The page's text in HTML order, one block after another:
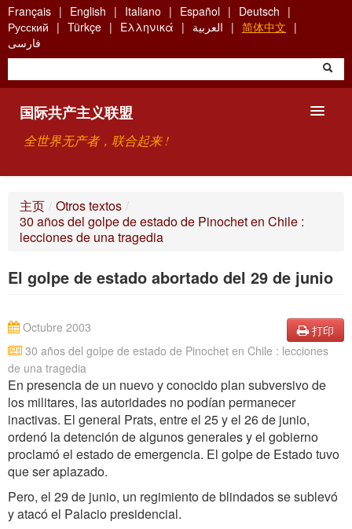
Skip
to
main
content
Français English Italiano Español
Deutsch
Русский
Türkçe Ελληνικά العربية
简体中文
فارسی
国际共产主义联盟
全世界无产者，联合起来 !
关于国际共产主义联盟（ICU）
主页 / Otros textos /
30 años del golpe de estado de Pinochet en Chile :
lecciones de una tragedia
El golpe de estado abortado del 29 de junio
打印
30 años del golpe de estado de Pinochet en Chile : lecciones
de una tragedia
Octubre 2003
En presencia de un nuevo y conocido plan subversivo de
los militares, las autoridades no podían permanecer
inactivas. El general Prats, entre el 25 y el 26 de junio,
ordenó la detención de algunos generales y el gobierno
proclamó el estado de emergencia. El golpe de Estado tuvo
que ser aplazado.
Pero, el 29 de junio, un regimiento de blindados se sublevó
y atacó el Palacio presidencial.